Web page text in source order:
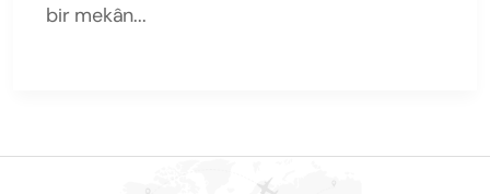
bir mekân...